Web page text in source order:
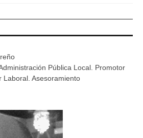
Pública Local. Promotor
Laboral. Asesoramiento